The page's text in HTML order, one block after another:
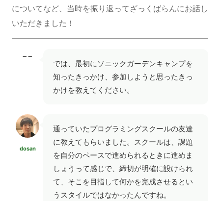
についてなど、当時を振り返ってざっくばらんにお話し
いただきました！
−−
では、最初にソニックガーデンキャンプを
知ったきっかけ、参加しようと思ったきっ
かけを教えてください。
dosan
通っていたプログラミングスクールの友達
に教えてもらいました。スクールは、課題
を自分のペースで進められるときに進めま
しょうって感じで、締切が明確に設けられ
て、そこを目指して何かを完成させるとい
うスタイルではなかったんですね。